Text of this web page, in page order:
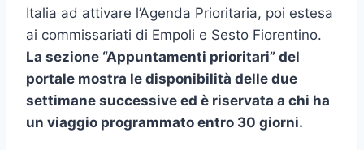
Italia ad attivare l’Agenda Prioritaria, poi estesa
ai commissariati di Empoli e Sesto Fiorentino.
La sezione “Appuntamenti prioritari” del
portale mostra le disponibilità delle due
settimane successive ed è riservata a chi ha
un viaggio programmato entro 30 giorni.